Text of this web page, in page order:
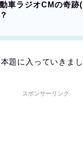
車ラジオCMの奇跡
題に入っていきまし
スポンサーリンク